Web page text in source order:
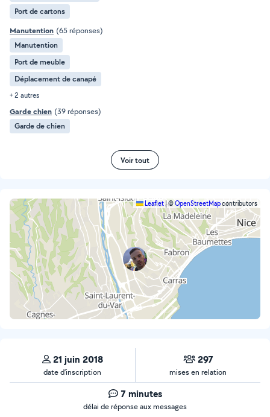
Port de cartons
Manutention (65 réponses)
Manutention
Port de meuble
Déplacement de canapé
+ 2 autres
Garde chien (39 réponses)
Garde de chien
Voir tout
Leaflet|©OpenStreetMapcontributors
21 juin 2018
date d’inscription
297
mises en relation
7 minutes
délai de réponse aux messages